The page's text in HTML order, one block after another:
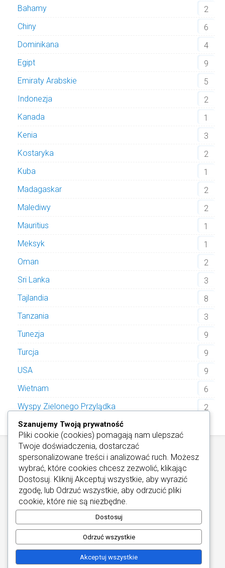
Bahamy
2
Chiny
6
Dominikana
4
Egipt
9
Emiraty Arabskie
5
Indonezja
2
Kanada
1
Kenia
3
Kostaryka
2
Kuba
1
Madagaskar
2
Malediwy
2
Mauritius
1
Meksyk
1
Oman
2
Sri Lanka
3
Tajlandia
8
Tanzania
3
Tunezja
9
Turcja
9
USA
9
Wietnam
6
Wyspy Zielonego Przylądka
2
Informacje / Kontakt/Informacje o Cookies
Najlepsze Hotele Wellness
Copyright © 2026
Szanujemy Twoją prywatność
Pliki cookie (cookies) pomagają nam ulepszać
Twoje doświadczenia, dostarczać
spersonalizowane treści i analizować ruch. Możesz
wybrać, które cookies chcesz zezwolić, klikając
Dostosuj . Kliknij Akceptuj wszystkie, aby wyrazić
zgodę, lub Odrzuć wszystkie, aby odrzucić pliki
cookie, które nie są niezbędne.
Dostosuj
Odrzuć wszystkie
Akceptuj wszystkie